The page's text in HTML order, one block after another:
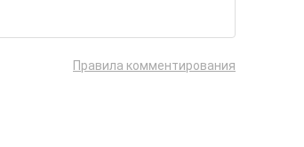
Правила комментирования